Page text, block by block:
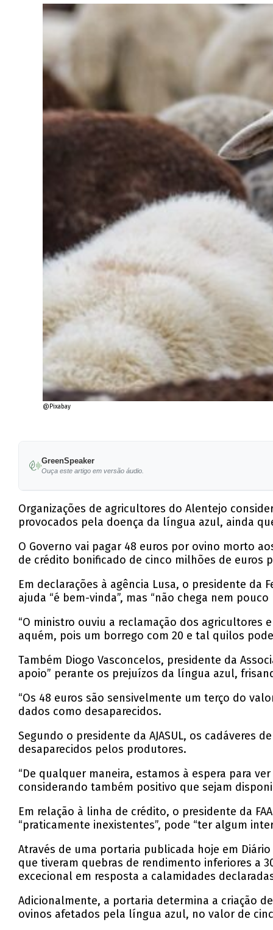
@Pixabay
GreenSpeaker
Ouça este artigo em versão áudio.
Organizações de agricultores do Alentejo
provocados pela doença da língua azul, ainda
O Governo vai pagar 48 euros por ovino morto
de crédito bonificado de cinco milhões de euros
Em declarações à agência Lusa, o presidente da
ajuda “é bem-vinda”, mas “não chega nem
“O ministro ouviu a reclamação dos agricultores
aquém, pois um borrego com 20 e tal quilos
Também Diogo Vasconcelos, presidente da
apoio” perante os prejuízos da língua azul,
“Os 48 euros são sensivelmente um terço do
dados como desaparecidos.
Segundo o presidente da AJASUL, os
desaparecidos pelos produtores.
“De qualquer maneira, estamos à espera para
considerando também positivo que sejam
Em relação à linha de crédito, o presidente da
“praticamente inexistentes”, pode “ter algum
Através de uma portaria publicada hoje em
que tiveram quebras de rendimento inferiores a
excecional em resposta a calamidades
Adicionalmente, a portaria determina a criação
ovinos afetados pela língua azul, no valor de